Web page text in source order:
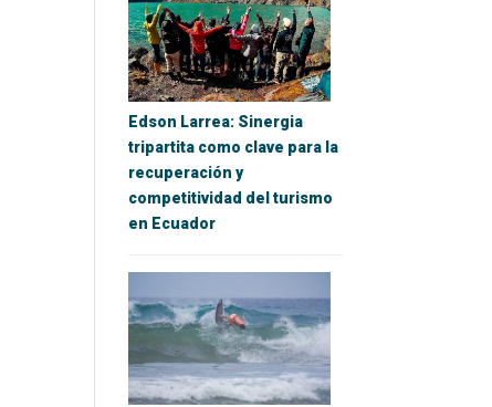
Edson Larrea: Sinergia
tripartita como clave para la
recuperación y
competitividad del turismo
en Ecuador